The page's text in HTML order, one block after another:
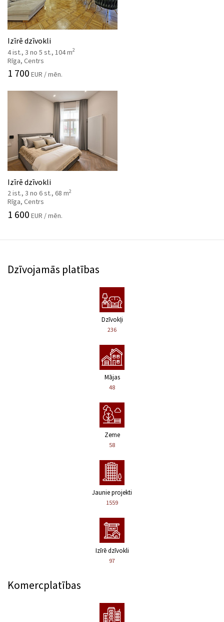
Izīrē dzīvokli
4 ist., 3 no 5 st., 104 m2
Rīga, Centrs
1 700 EUR / mēn.
Izīrē dzīvokli
2 ist., 3 no 6 st., 68 m2
Rīga, Centrs
1 600 EUR / mēn.
Dzīvojamās platības
Dzīvokļi
236
Mājas
48
Zeme
58
Jaunie projekti
1559
Izīrē dzīvokli
97
Komercplatības